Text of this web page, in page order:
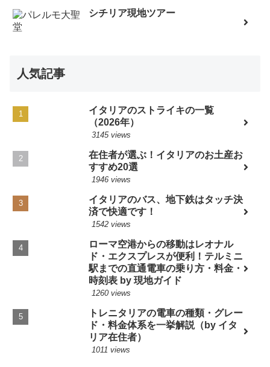
シチリア現地ツアー
人気記事
イタリアのストライキの一覧
（2026年）
3145 views
在住者が選ぶ！イタリアのお土産お
すすめ20選
1946 views
イタリアのバス、地下鉄はタッチ決
済で快適です！
1542 views
ローマ空港からの移動はレオナル
ド・エクスプレスが便利！テルミニ
駅までの直通電車の乗り方・料金・
時刻表 by 現地ガイド
1260 views
トレニタリアの電車の種類・グレー
ド・料金体系を一挙解説（by イタ
リア在住者）
1011 views